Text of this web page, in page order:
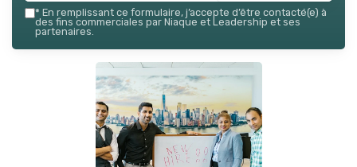
* En remplissant ce formulaire, j’accepte d’être contacté(e) à
des fins commerciales par Niaque et Leadership et ses
partenaires.